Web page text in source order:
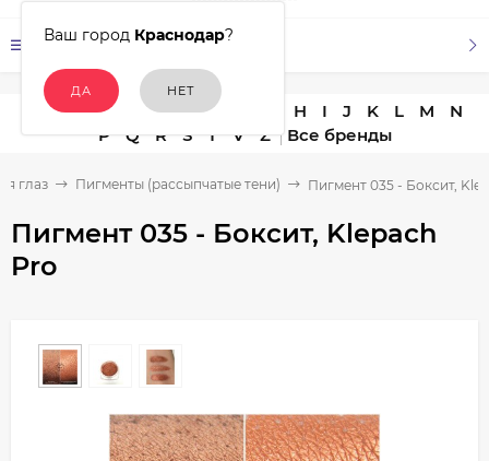
Ваш город Краснодар?
КАТАЛОГ ТОВАРОВ
A C D E H I J K L M
N
P
Q R S T V Z
глаз Пигменты (рассыпчатые тени) Пигмент 035 - Боксит,
Пигмент 035 - Боксит, Klepach
Pro